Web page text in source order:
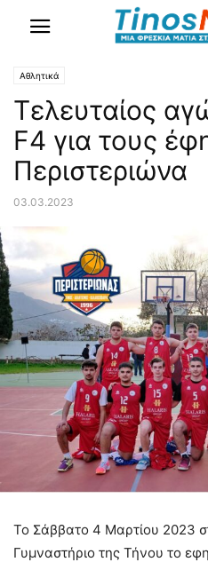
Αθλητικά
Τελευταίος
F4 για τους
Περιστεριώνα
03.03.2023
Το Σάββατο 4 Μαρτίου 2023
Γυμναστήριο της Τήνου το